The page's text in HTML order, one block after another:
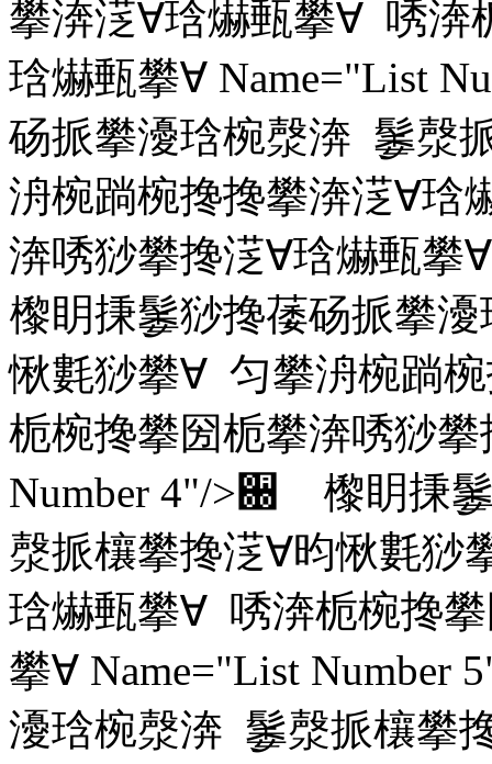
攀渀㴀∀琀爀甀攀∀ 唀渀
琀爀甀攀∀ Name="List
砀挀攀瀀琀椀漀渀 䰀漀
洀椀䠀椀搀搀攀渀㴀∀琀
渀唀猀攀搀㴀∀琀爀甀
㰀眀㨀䰀猀搀䔀砀挀攀
愀氀猀攀∀ 匀攀洀椀䠀
栀椀搀攀圀栀攀渀唀猀
Number 4"/>਀ 㰀眀㨀
漀挀欀攀搀㴀∀昀愀氀猀
琀爀甀攀∀ 唀渀栀椀搀
攀∀ Name="List
瀀琀椀漀渀 䰀漀挀欀攀